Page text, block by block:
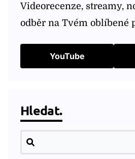
Videorecenze, streamy,
odběr na Tvém oblíbené
YouTube
Hledat.